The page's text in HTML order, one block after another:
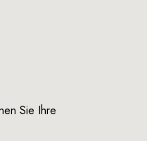
Sie Ihre